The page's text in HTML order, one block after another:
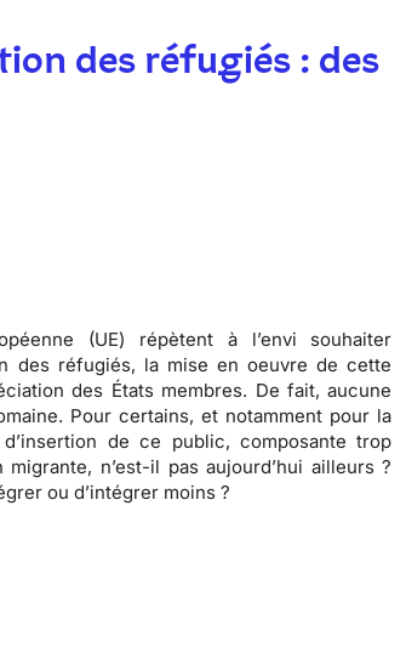
des réfugiés : des
(UE) répètent à l’envi souhaiter
des réfugiés, la mise en oeuvre de cette
des États membres. De fait,aucune
. Pour certains, et notamment pour la
de ce public, composante trop
n’est-il pas aujourd’hui ailleurs ?
ou d’intégrer moins ?